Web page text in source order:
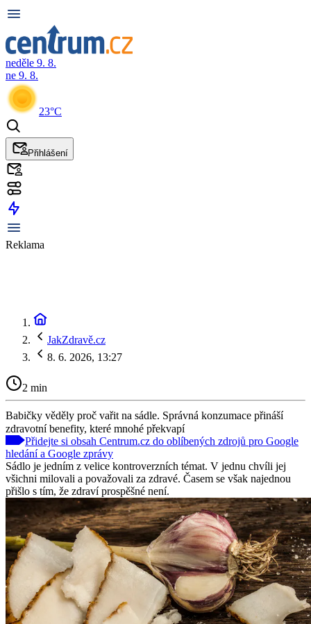
neděle 9. 8.
ne 9. 8.
23°C
Přihlášení
Reklama
JakZdravě.cz
8. 6. 2026, 13:27
2 min
Babičky věděly proč vařit na sádle. Správná konzumace přináší
zdravotní benefity, které mnohé překvapí
Přidejte si obsah Centrum.cz do oblíbených zdrojů pro Google
hledání a Google zprávy
Sádlo je jedním z velice kontroverzních témat. V jednu chvíli jej
všichni milovali a považovali za zdravé. Časem se však najednou
přišlo s tím, že zdraví prospěšné není.